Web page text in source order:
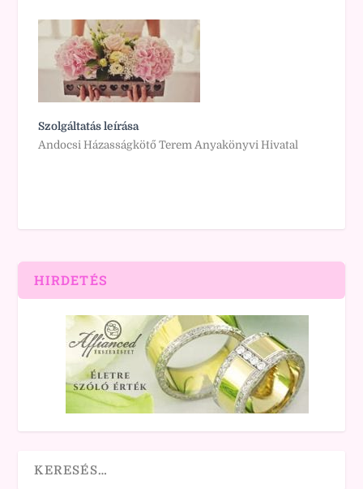
Szolgáltatás leírása
Andocsi Házasságkötő Terem Anyakönyvi Hivatal
HIRDETÉS